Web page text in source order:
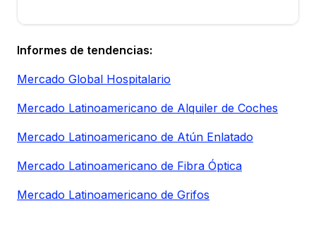
Informes de tendencias:
Mercado Global Hospitalario
Mercado Latinoamericano de Alquiler de Coches
Mercado Latinoamericano de Atún Enlatado
Mercado Latinoamericano de Fibra Óptica
Mercado Latinoamericano de Grifos